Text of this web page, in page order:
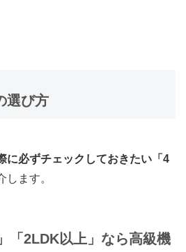
選び方
に必ずチェックしておきたい「4
します。
「2LDK以上」なら高級機